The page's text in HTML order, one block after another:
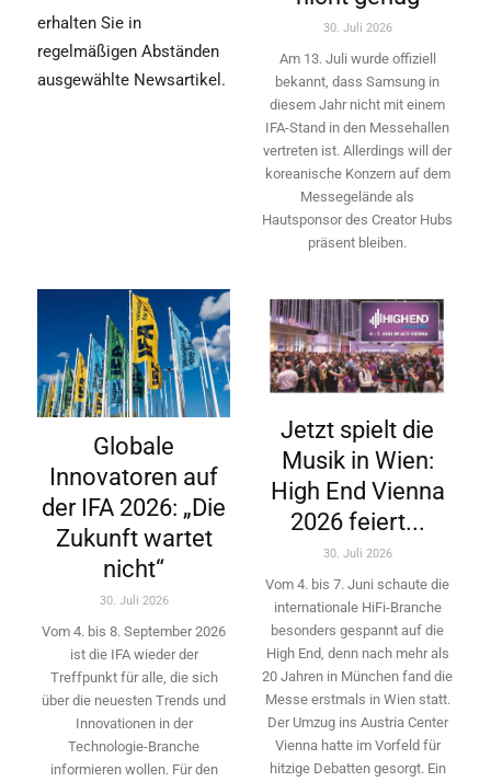
erhalten Sie in
regelmäßigen Abständen
ausgewählte Newsartikel.
30. Juli 2026
Am 13. Juli wurde offiziell
bekannt, dass Samsung in
diesem Jahr nicht mit einem
IFA-Stand in den Messehallen
vertreten ist. Allerdings will ­der
koreanische Konzern auf dem
Messegelände als
Hautsponsor des Creator Hubs
präsent bleiben.
Globale
Innovatoren auf
der IFA 2026: „Die
Zukunft wartet
nicht“
30. Juli 2026
Vom 4. bis 8. September 2026
ist die IFA wieder der
Treffpunkt für alle, die sich
über die neuesten Trends und
Innovationen in der
Technologie-­Branche
informieren wollen. Für den
Jetzt spielt die
Musik in Wien:
High End Vienna
2026 feiert...
30. Juli 2026
Vom 4. bis 7. Juni schaute die
internationale HiFi-Branche
besonders gespannt auf die
High End, denn nach mehr als
20 Jahren in München fand die
Messe erstmals in Wien statt.
Der Umzug ins Austria Center
Vienna hatte im Vorfeld für
hitzige Debatten gesorgt. Ein